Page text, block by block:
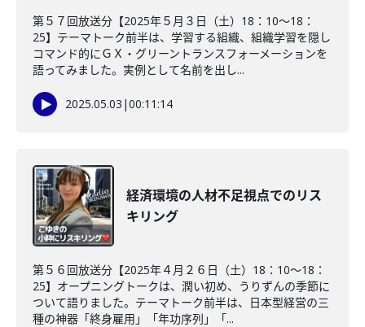
第５７回放送分【2025年５月３日（土）18：10～18：
25】テーマトーク前半は、学習する組織、組織学習を隠し
コマンド的にＧＸ・グリーントランスフォーメーションを
語ってみました。実例として名前を出し...
2025.05.03 |00:11:14
経済環境の人材不足視点でのリス
キリング
第５６回放送分【2025年４月２６日（土）18：10～18：
25】オープニングトークは、潤い初め、うりずんの季節に
ついて語りました。テーマトーク前半は、日本型経営の三
種の神器「終身雇用」「年功序列」「...